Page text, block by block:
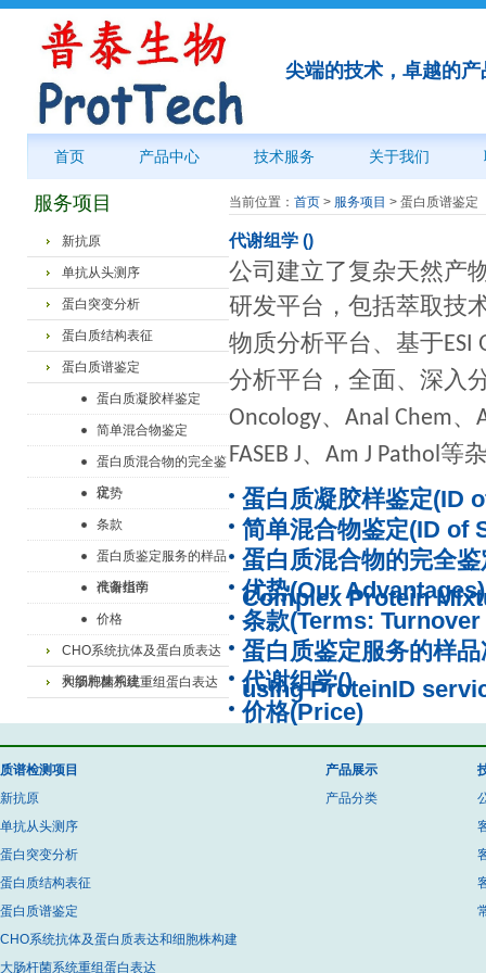
尖端的技术，卓越的
首页 产品中心 技术服务 关于我们
服务项目
新抗原
单抗从头测序
蛋白突变分析
蛋白质结构表征
蛋白质谱鉴定
蛋白质凝胶样鉴定
简单混合物鉴定
蛋白质混合物的完全鉴
定
优势
条款
蛋白质鉴定服务的样品
准备指南
代谢组学
价格
CHO系统抗体及蛋白质表达
和细胞株构建
大肠杆菌系统重组蛋白表达
当前位置： 首页> 服务项目 > 蛋白质谱鉴定
代谢组学 ()
公司建立了复杂天然产
研发平台，包括萃取技
物质分析平台、基于ESI
分析平台，全面、深入
Oncology、 Anal Chem、
FASEB J、 Am J Pathol等
蛋白质凝胶样鉴定(ID
简单混合物鉴定(ID of
蛋白质混合物的完全
Complex Protein
优势(Our Advantages)
条款(Terms:
蛋白质鉴定服务的样
using ProteinID
代谢组学()
价格(Price)
质谱检测项目
新抗原
单抗从头测序
蛋白突变分析
蛋白质结构表征
蛋白质谱鉴定
CHO系统抗体及蛋白质表达和细胞株构建
大肠杆菌系统重组蛋白表达
产品展示
产品分类